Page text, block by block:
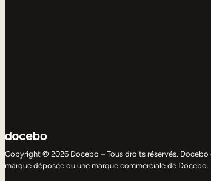
Copyright © 2026 Docebo – Tous droits réservés. Docebo
marque déposée ou une marque commerciale de Docebo.